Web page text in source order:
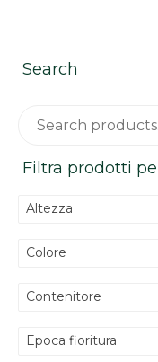
Search
Filtra prodotti
Altezza
Colore
Contenitore
Epoca fioritura